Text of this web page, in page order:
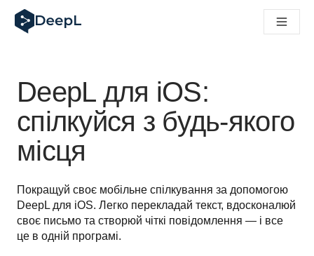
DeepL для ШІ-агентів
Translation Flow в DeepL: Нові робочі процеси на основі
Розшифровка довіри до мовного ШІ в підприємстві. У
Як ми розробляємо систему оцінювання якості
Від якісного перекладу до голосової платформи
Building an instantly accessible voice demo with DeepL
DeepL для iOS:
спілкуйся з будь-якого
місця
Покращуй своє мобільне спілкування за допомогою
DeepL для iOS. Легко перекладай текст, вдосконалюй
своє письмо та створюй чіткі повідомлення — і все
це в одній програмі.